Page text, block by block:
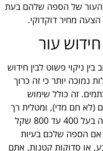
העור של הספה שלהם בעת
מחיר דוקדוקי.
ניקוי פשוט לבין חידוש
נמוכה יותר כי זה כרוך
זה כולל שימוש
(לא חם מדי), ומטלית רך
כדי לסיר זיהום. זה בדרך כלל עולה בעל 400 עד 800 שקל
אם הספה שלכם בעיות
או סדוקות קטנות, אתם